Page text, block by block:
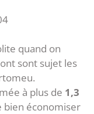
quand on
sont sujet les
à plus de 1,3
bien économiser